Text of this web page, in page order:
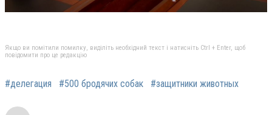
Якщо ви помітили помилку, виділіть необхідний текст і натисніть Ctrl + Enter, щоб
повідомити про це редакцію
#делегация #500 бродячих собак #защитники животных